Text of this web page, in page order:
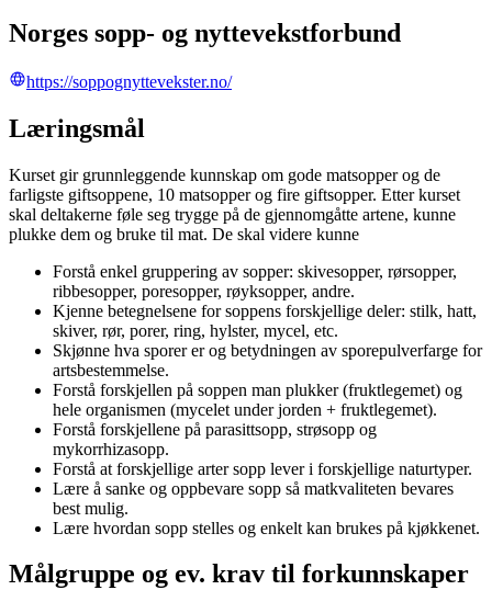
Norges sopp- og nyttevekstforbund
https://soppognyttevekster.no/
Læringsmål
Kurset gir grunnleggende kunnskap om gode matsopper og de
farligste giftsoppene, 10 matsopper og fire giftsopper. Etter kurset
skal deltakerne føle seg trygge på de gjennomgåtte artene, kunne
plukke dem og bruke til mat. De skal videre kunne
Forstå enkel gruppering av sopper: skivesopper, rørsopper,
ribbesopper, poresopper, røyksopper, andre.
Kjenne betegnelsene for soppens forskjellige deler: stilk, hatt,
skiver, rør, porer, ring, hylster, mycel, etc.
Skjønne hva sporer er og betydningen av sporepulverfarge for
artsbestemmelse.
Forstå forskjellen på soppen man plukker (fruktlegemet) og
hele organismen (mycelet under jorden + fruktlegemet).
Forstå forskjellene på parasittsopp, strøsopp og
mykorrhizasopp.
Forstå at forskjellige arter sopp lever i forskjellige naturtyper.
Lære å sanke og oppbevare sopp så matkvaliteten bevares
best mulig.
Lære hvordan sopp stelles og enkelt kan brukes på kjøkkenet.
Målgruppe og ev. krav til forkunnskaper